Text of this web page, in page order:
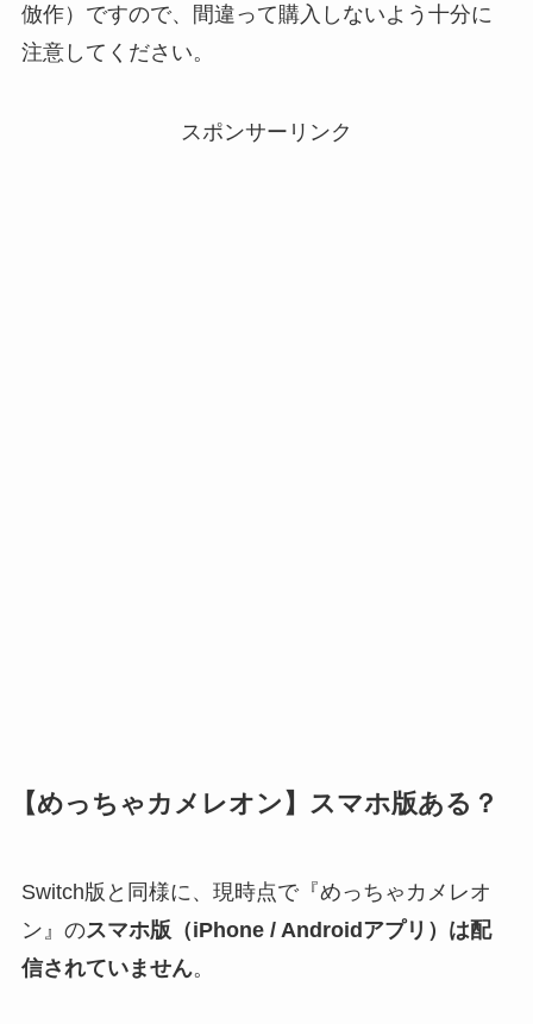
倣作）ですので、間違って購入しないよう十分に
注意してください。
スポンサーリンク
【めっちゃカメレオン】スマホ版ある？
Switch版と同様に、現時点で『めっちゃカメレオ
ン』のスマホ版（iPhone / Androidアプリ）は配
信されていません。